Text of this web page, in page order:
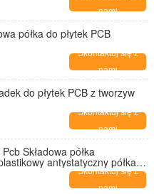
nami
półka do płytek PCB
Skontaktuj się z
nami
do płytek PCB z tworzyw
Skontaktuj się z
nami
Składowa półka
antystatyczny półka
Skontaktuj się z
nami